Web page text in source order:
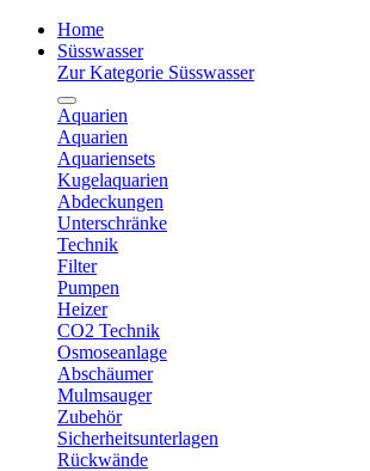
Home
Süsswasser
Zur Kategorie Süsswasser
Aquarien
Aquarien
Aquariensets
Kugelaquarien
Abdeckungen
Unterschränke
Technik
Filter
Pumpen
Heizer
CO2 Technik
Osmoseanlage
Abschäumer
Mulmsauger
Zubehör
Sicherheitsunterlagen
Rückwände